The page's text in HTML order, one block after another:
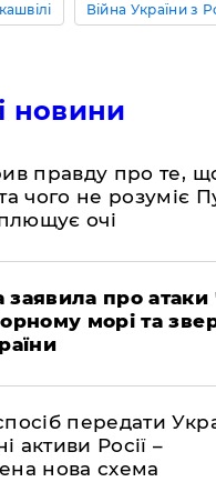
Війна України з
новини
правду про те,
чого не розуміє
очі
заявила про атаки
морі та
передати
активи Росії –
​​нова схема